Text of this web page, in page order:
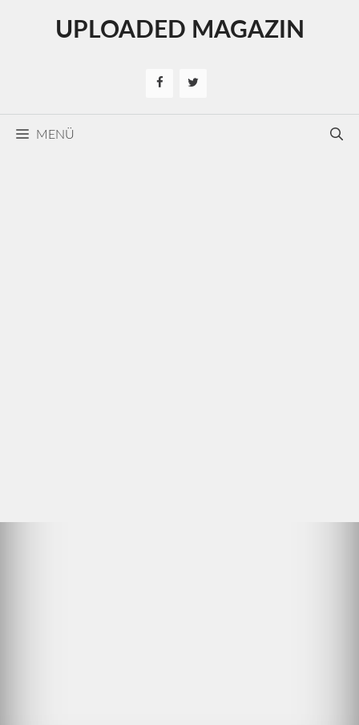
UPLOADED MAGAZIN
MENÜ